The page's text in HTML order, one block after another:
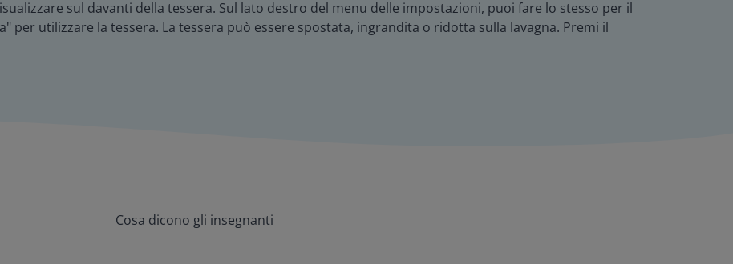
sul davanti della tessera. Sul lato destro del menu delle impostazioni, puoi fare lo stesso per il
per utilizzare la tessera. La tessera può essere spostata, ingrandita o ridotta sulla lavagna. Premi il
Cosa dicono gli insegnanti